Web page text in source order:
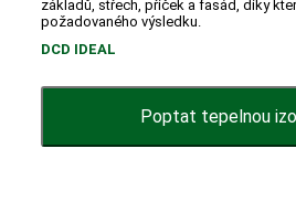
základů, střech, příček a fasád, díky
požadovaného výsledku.
DCD IDEAL
Poptat tepelnou